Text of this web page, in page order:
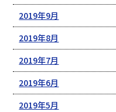
2019年9月
2019年8月
2019年7月
2019年6月
2019年5月